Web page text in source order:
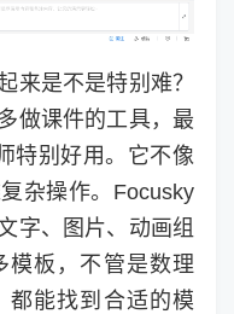
来是不是特别难？
做课件的工具，最
特别好用。它不像
杂操作。Focusky
字、图片、动画组
模板，不管是数理
都能找到合适的模